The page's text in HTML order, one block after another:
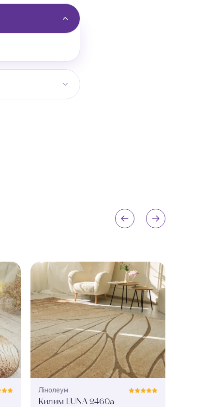
Лінолеум
Килим LUNA 2460a